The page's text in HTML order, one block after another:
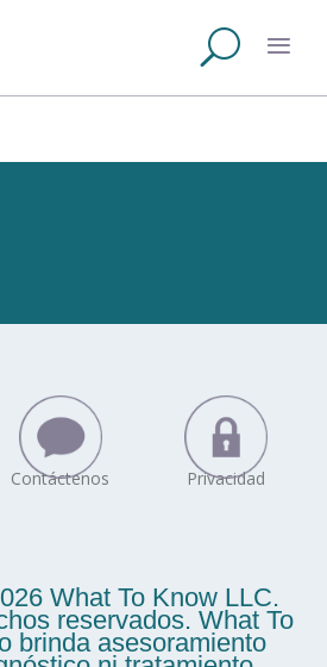
What To Know LLC.
reservados. What To
brinda asesoramiento